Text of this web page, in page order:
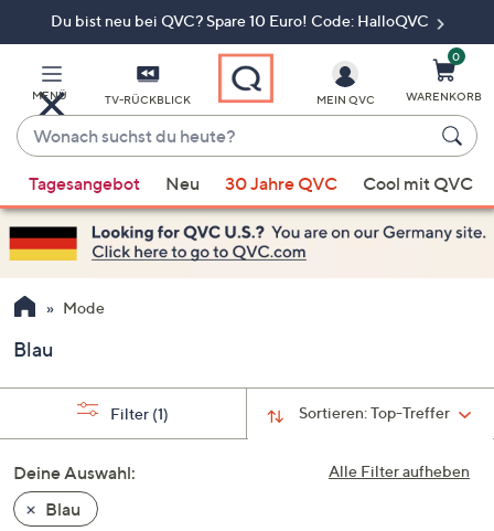
Du bist neu bei QVC? Spare 10 Euro! Code: HalloQVC
MENÜ TV-RÜCKBLICK
Wonach
suchst
du
heute?
Vorschläge
verfügbar
sind,
verwenden
Sie
Pfeiltasten
nach
und
nach
unten
oder
MEIN QVC
0
WARENKORB
Tagesangebot Neu 30 Jahre QVC Cool mit QVC
Mode
Blau
Sortieren:Top-Treffer
Filter (1)
Alle Filter aufheben
Deine Auswahl:
Blau